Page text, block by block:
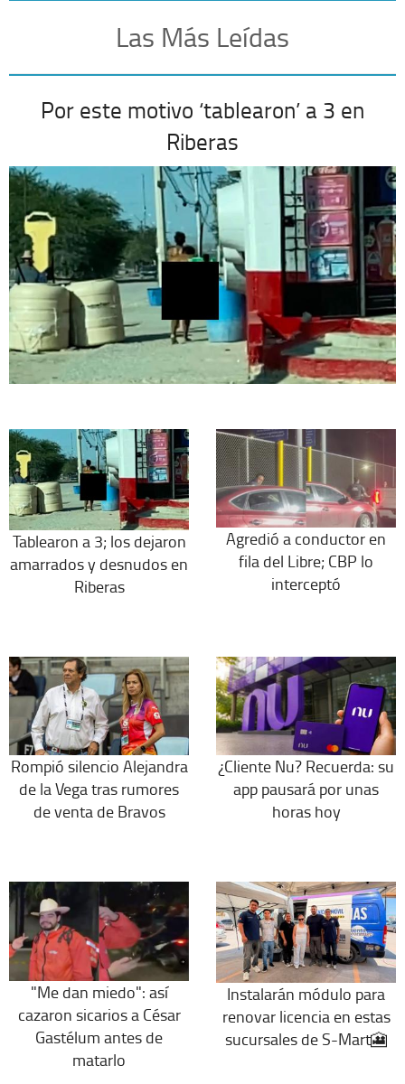
Las Más Leídas
Por este motivo ‘tablearon’ a 3 en
Riberas
Tablearon a 3; los dejaron
amarrados y desnudos en
Riberas
Agredió a conductor en
fila del Libre; CBP lo
interceptó
Rompió silencio Alejandra
de la Vega tras rumores
de venta de Bravos
¿Cliente Nu? Recuerda: su
app pausará por unas
horas hoy
"Me dan miedo": así
cazaron sicarios a César
Gastélum antes de
matarlo
Instalarán módulo para
renovar licencia en estas
sucursales de S-Mart🎦